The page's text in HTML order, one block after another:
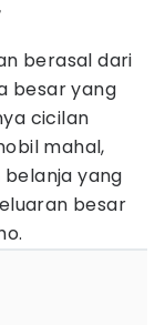
berasal dari
besar yang
cicilan
mahal,
yang
besar